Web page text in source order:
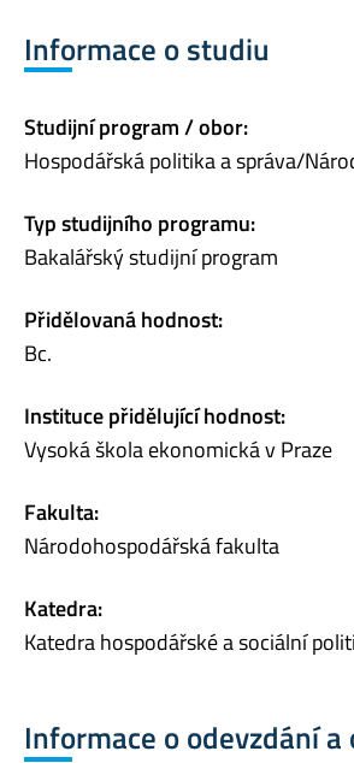
Informace o studiu
Studijní program / obor:
Hospodářská politika a správa/
Typ studijního programu:
Bakalářský studijní program
Přidělovaná hodnost:
Bc.
Instituce přidělující hodnost:
Vysoká škola ekonomická v Praze
Fakulta:
Národohospodářská fakulta
Katedra:
Katedra hospodářské a sociální
Informace o odevzdání a